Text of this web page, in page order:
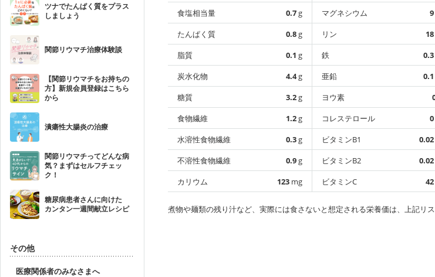
ツナでたんぱく質をプラス
しましょう
関節リウマチ治療体験談
【関節リウマチをお持ちの
方】新規会員登録はこちら
から
潰瘍性大腸炎の治療
関節リウマチってどんな病
気？まずはセルフチェッ
ク！
糖尿病患者さんに向けた
カンタン一週間献立レシピ
その他
医療関係者のみなさまへ
食塩相当量
0.7g
たんぱく質
0.8g
脂質
0.1 g
炭水化物
4.4g
糖質
3.2g
食物繊維
1.2g
水溶性食物繊維
0.3g
不溶性食物繊維
0.9g
カリウム
123 mg
マグネシウム
9
リン
18
鉄
0.3
亜鉛
0.1
ヨウ素
コレステロール
0
ビタミンB1
0.02
ビタミンB2
0.02
ビタミンC
42
煮物や麺類の残り汁など、実際には食さないと想定される栄養価は、上記リス